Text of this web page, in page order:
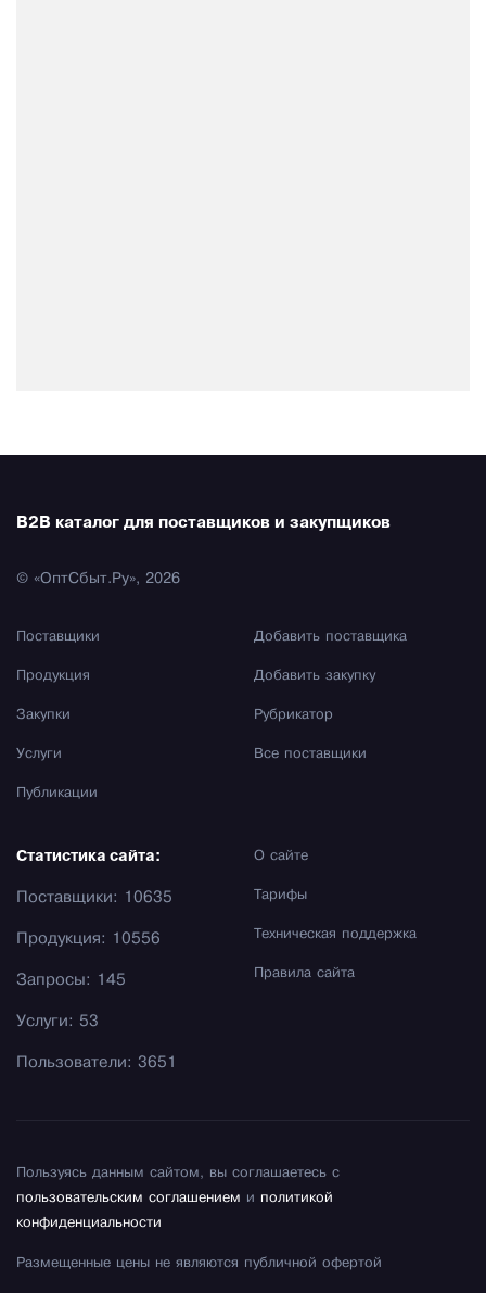
B2B каталог для поставщиков и закупщиков
© «ОптСбыт.Ру», 2026
Поставщики
Продукция
Закупки
Услуги
Публикации
Добавить поставщика
Добавить закупку
Рубрикатор
Все поставщики
О сайте
Тарифы
Техническая поддержка
Правила сайта
Статистика сайта:
Поставщики: 10635
Продукция: 10556
Запросы: 145
Услуги: 53
Пользователи: 3651
Пользуясь данным сайтом, вы соглашаетесь с
пользовательским соглашением и политикой
конфиденциальности
Размещенные цены не являются публичной офертой